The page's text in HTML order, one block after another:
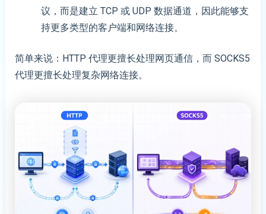
议，而是建立 TCP 或 UDP 数据通道，因此能够支
持更多类型的客户端和网络连接。
简单来说：HTTP 代理更擅长处理网页通信，而 SOCKS5
代理更擅长处理复杂网络连接。